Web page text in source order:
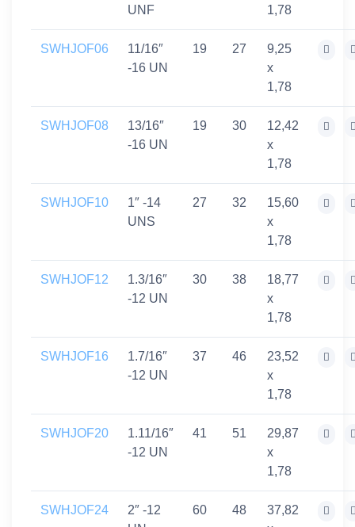
UNF
1,78
SWHJOF06
11/16″
-16 UN
19 27
9,25
x
1,78
SWHJOF08
13/16″
-16 UN
19 30
12,42
x
1,78
SWHJOF10
1″ -14
UNS
27 32
15,60
x
1,78
SWHJOF12
1.3/16″
-12 UN
30 38
18,77
x
1,78
SWHJOF16
1.7/16″
-12 UN
37 46
23,52
x
1,78
SWHJOF20
1.11/16″
-12 UN
41 51
29,87
x
1,78
SWHJOF24
2″ -12
60 48
37,82